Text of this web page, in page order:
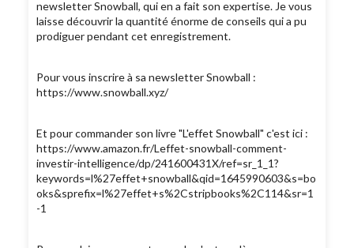
newsletter Snowball, qui en a fait son expertise. Je vous
laisse découvrir la quantité énorme de conseils qui a pu
prodiguer pendant cet enregistrement.
Pour vous inscrire à sa newsletter Snowball :
https://www.snowball.xyz/
Et pour commander son livre "L'effet Snowball" c'est ici :
https://www.amazon.fr/Leffet-snowball-comment-
investir-intelligence/dp/241600431X/ref=sr_1_1?
keywords=l%27effet+snowball&qid=1645990603&s=bo
oks&sprefix=l%27effet+s%2Cstripbooks%2C114&sr=1
-1